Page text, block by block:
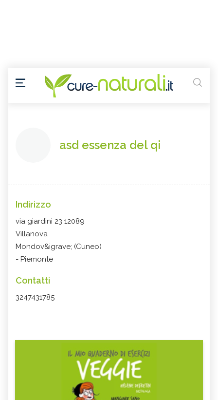
asd essenza del qi
Indirizzo
via giardini 23 12089
Villanova
Mondov&igrave; (Cuneo)
- Piemonte
Contatti
3247431785